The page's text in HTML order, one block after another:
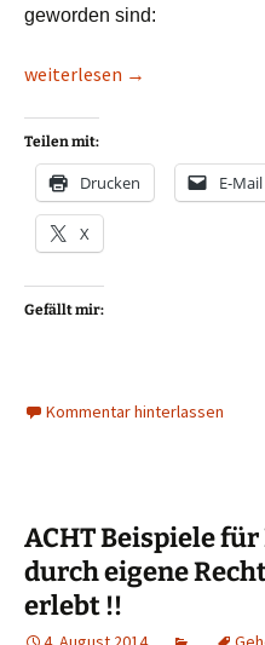
geworden sind:
Seit 2002: Auch Essens
weiterlesen →
Teilen mit:
Drucken E-Mail
X
Gefällt mir:
Kommentar hinterlassen
ACHT Beispiele
durch eigene
erlebt !!